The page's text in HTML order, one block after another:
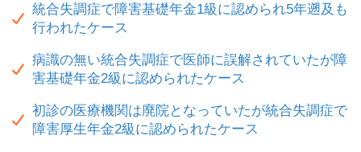
統合失調症で障害基礎年金1級に認められ5年遡及も
行われたケース
病識の無い統合失調症で医師に誤解されていたが障
害基礎年金2級に認められたケース
初診の医療機関は廃院となっていたが統合失調症で
障害厚生年金2級に認められたケース